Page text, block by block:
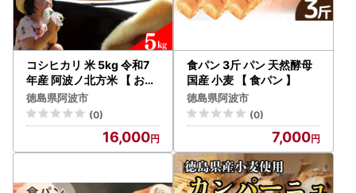
コシヒカリ 米 5kg 令和7
年産 阿波ノ北方米 【 お米
】
徳島県阿波市
(0)
16,000
食パン 3斤 パン 天然酵母
国産 小麦 【 食パン 】
徳島県阿波市
(0)
7,000